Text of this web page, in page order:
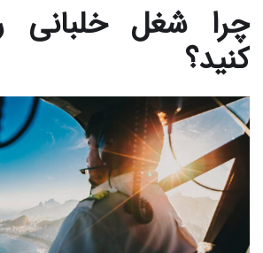
چرا شغل خلبانی
کنید؟